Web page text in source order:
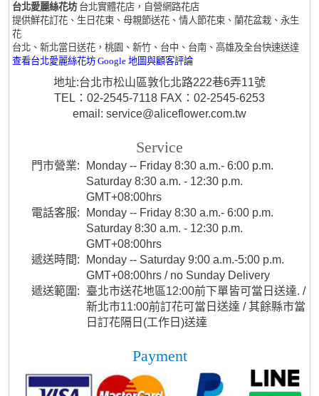
台北愛麗絲花坊 台北實體花店，自營網路花店
提供鮮花訂花、生日花束、母親節送花、情人節花束、蘭花盆栽、永生
花
台北、新北當日送花，桃園、新竹、台中、台南、高雄及全台快速送達
查看台北愛麗絲花坊 Google 地圖與顧客評論
地址:台北市松山區敦化北路222巷6弄11號
TEL：02-2545-7118 FAX：02-2545-6253
email: service@aliceflower.com.tw
Service
門市營業:
Monday -- Friday 8:30 a.m.- 6:00 p.m.
Saturday 8:30 a.m. - 12:30 p.m.
GMT+08:00hrs
電話客服:
Monday -- Friday 8:30 a.m.- 6:00 p.m.
Saturday 8:30 a.m. - 12:30 p.m.
GMT+08:00hrs
遞送時間:
Monday -- Saturday 9:00 a.m.-5:00 p.m.
GMT+08:00hrs / no Sunday Delivery
遞送範圍:
臺北市送花地區12:00前下單皆可當日送達. /
新北市11:00前訂花可當日送達 / 其餘縣市當
日訂花隔日(工作日)送達
Payment